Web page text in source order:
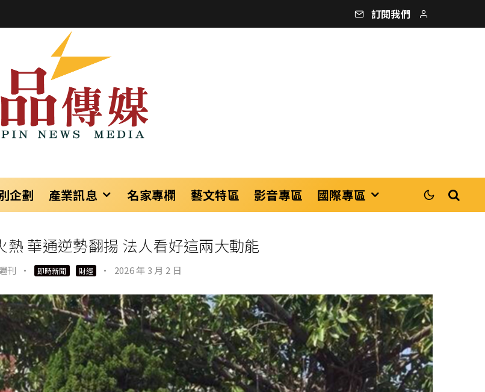
訂閱我們
企劃 產業訊息 名家專欄 藝文特區 影音專區 國際專區
熱 華通逆勢翻揚 法人看好這兩大動能
刊 · 即時新聞 財經 · 2026 年 3 月 2 日